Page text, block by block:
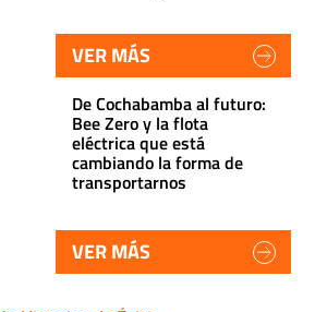
VER MÁS
De Cochabamba al futuro:
Bee Zero y la flota
eléctrica que está
cambiando la forma de
transportarnos
VER MÁS